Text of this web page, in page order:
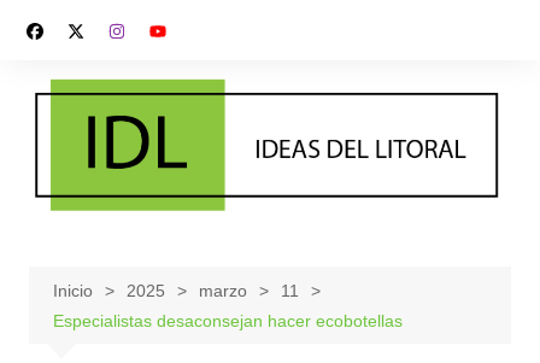
contenido
Inicio 2025 marzo
11
Especialistas desaconsejan hacer ecobotellas